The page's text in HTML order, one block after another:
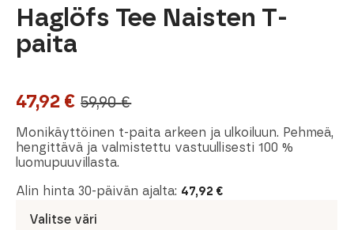
Haglöfs Tee Naisten T-
paita
59,90€
Alkuperäinen
hinta
oli:
59,90 €.
47,92 €
Nykyinen
hinta
on:
47,92 €.
Monikäyttöinen t-paita arkeen ja ulkoiluun. Pehmeä,
hengittävä ja valmistettu vastuullisesti 100 %
luomupuuvillasta.
Alin hinta 30-päivän ajalta: 47,92 €
Valitse väri